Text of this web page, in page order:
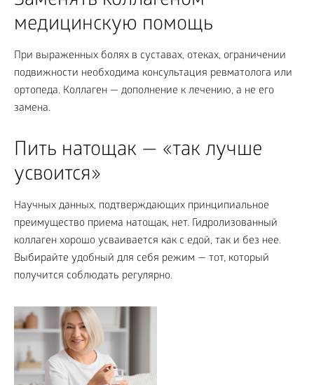
медицинскую помощь
При выраженных болях в суставах, отеках, ограничении
подвижности необходима консультация ревматолога или
ортопеда. Коллаген — дополнение к лечению, а не его
замена.
Пить натощак — «так лучше
усвоится»
Научных данных, подтверждающих принципиальное
преимущество приема натощак, нет. Гидролизованный
коллаген хорошо усваивается как с едой, так и без нее.
Выбирайте удобный для себя режим — тот, который
получится соблюдать регулярно.